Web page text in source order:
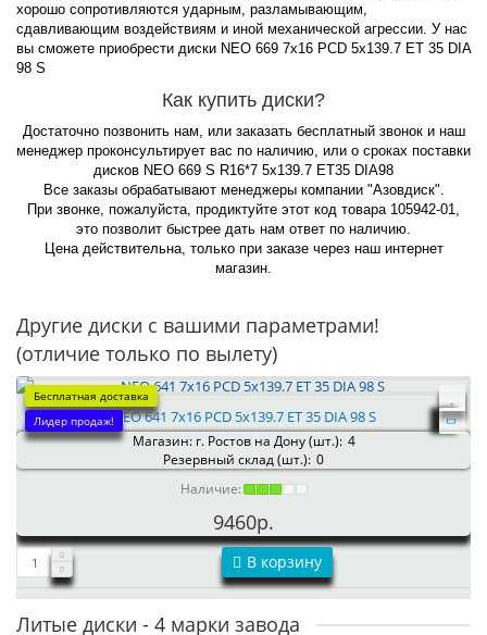
хорошо сопротивляются ударным, разламывающим,
сдавливающим воздействиям и иной механической агрессии. У нас
вы сможете приобрести диски NEO 669 7x16 PCD 5x139.7 ET 35 DIA
98 S
Как купить диски?
Достаточно позвонить нам, или заказать бесплатный звонок и наш
менеджер проконсультирует вас по наличию, или о сроках поставки
дисков NEO 669 S R16*7 5x139.7 ET35 DIA98
Все заказы обрабатывают менеджеры компании "Азовдиск".
При звонке, пожалуйста, продиктуйте этот код товара 105942-01,
это позволит быстрее дать нам ответ по наличию.
Цена действительна, только при заказе через наш интернет
магазин.
Другие диски с вашими параметрами!
(отличие только по вылету)
Бесплатная доставка
Лидер продаж!NEO 641 7x16 PCD 5x139.7 ET 35 DIA 98 S
Магазин: г. Ростов на Дону (шт.): 4
Резервный склад (шт.): 0
Наличие:
9460р.
В корзину
Литые диски - 4 марки завода